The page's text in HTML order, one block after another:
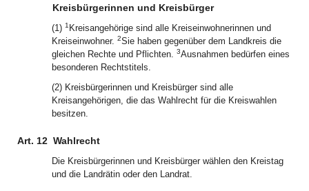
Kreisbürgerinnen und Kreisbürger
(1) 1 Kreisangehörige sind alle Kreiseinwohnerinnen und
Kreiseinwohner. 2Sie haben gegenüber dem Landkreis die
gleichen Rechte und Pflichten. 3Ausnahmen bedürfen eines
besonderen Rechtstitels.
(2) Kreisbürgerinnen und Kreisbürger sind alle
Kreisangehörigen, die das Wahlrecht für die Kreiswahlen
besitzen.
Art. 12 Wahlrecht
Die Kreisbürgerinnen und Kreisbürger wählen den Kreistag
und die Landrätin oder den Landrat.